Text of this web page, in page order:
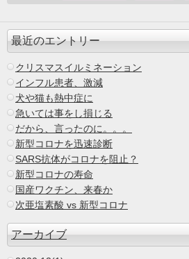
最近のエントリー
クリスマスイルミネーション
インフル患者、激減
犬や猫も熱中症に
急いては事をし損じる
だから、言ったのに。。。
新型コロナを迅速診断
SARS抗体がコロナを阻止？
新型コロナの寿命
国産ワクチン、来春か
次亜塩素酸 vs 新型コロナ
アーカイブ